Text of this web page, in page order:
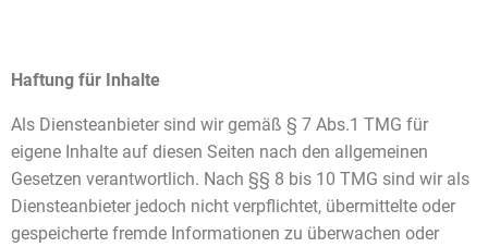
Haftung für Inhalte
Als Diensteanbieter sind wir gemäß § 7 Abs.1 TMG für
eigene Inhalte auf diesen Seiten nach den allgemeinen
Gesetzen verantwortlich. Nach §§ 8 bis 10 TMG sind wir als
Diensteanbieter jedoch nicht verpflichtet, übermittelte oder
gespeicherte fremde Informationen zu überwachen oder